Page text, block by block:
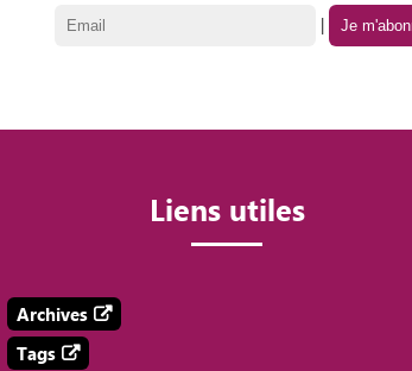
|
Liens utiles
Archives
Tags